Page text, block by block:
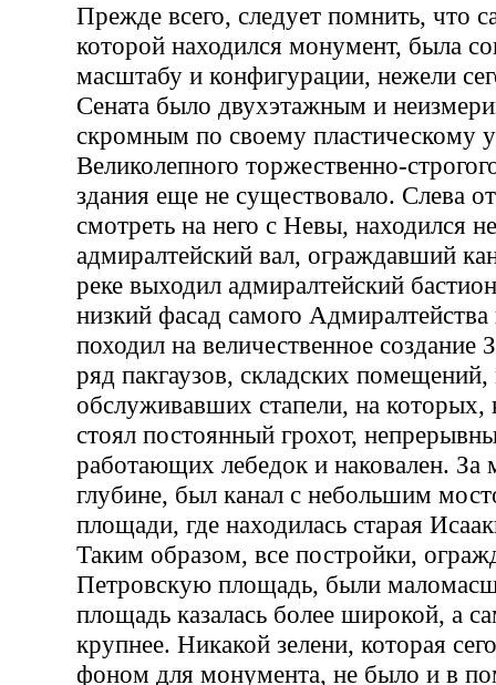
Прежде всего, следует помнить, что
которой находился монумент, была
масштабу и конфигурации, нежели
Сената было двухэтажным и
скромным по своему пластическому
Великолепного торжественно-
здания еще не существовало. Слева
смотреть на него с Невы, находился
адмиралтейский вал, ограждавший
реке выходил адмиралтейский
низкий фасад самого
походил на величественное создание
ряд пакгаузов, складских помещений,
обслуживавших стапели, на которых,
стоял постоянный грохот,
работающих лебедок и наковален.
глубине, был канал с небольшим
площади, где находилась старая
Таким образом, все постройки,
Петровскую площадь, были
площадь казалась более широкой, а
крупнее. Никакой зелени, которая
фоном для монумента, не было и в